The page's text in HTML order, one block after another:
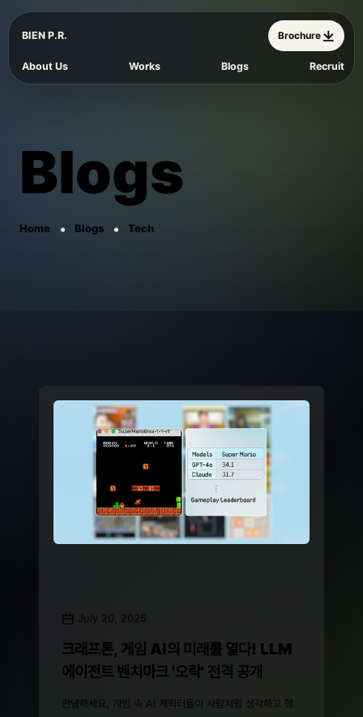
BIEN P.R.
About Us Works Blogs Recruit
Brochure
Blogs
Home Blogs Tech
July 20, 2025
크래프톤, 게임 AI의 미래를 열다! LLM
에이전트 벤치마크 '오락' 전격 공개
안녕하세요, 게임 속 AI 캐릭터들이 사람처럼 생각하고 행